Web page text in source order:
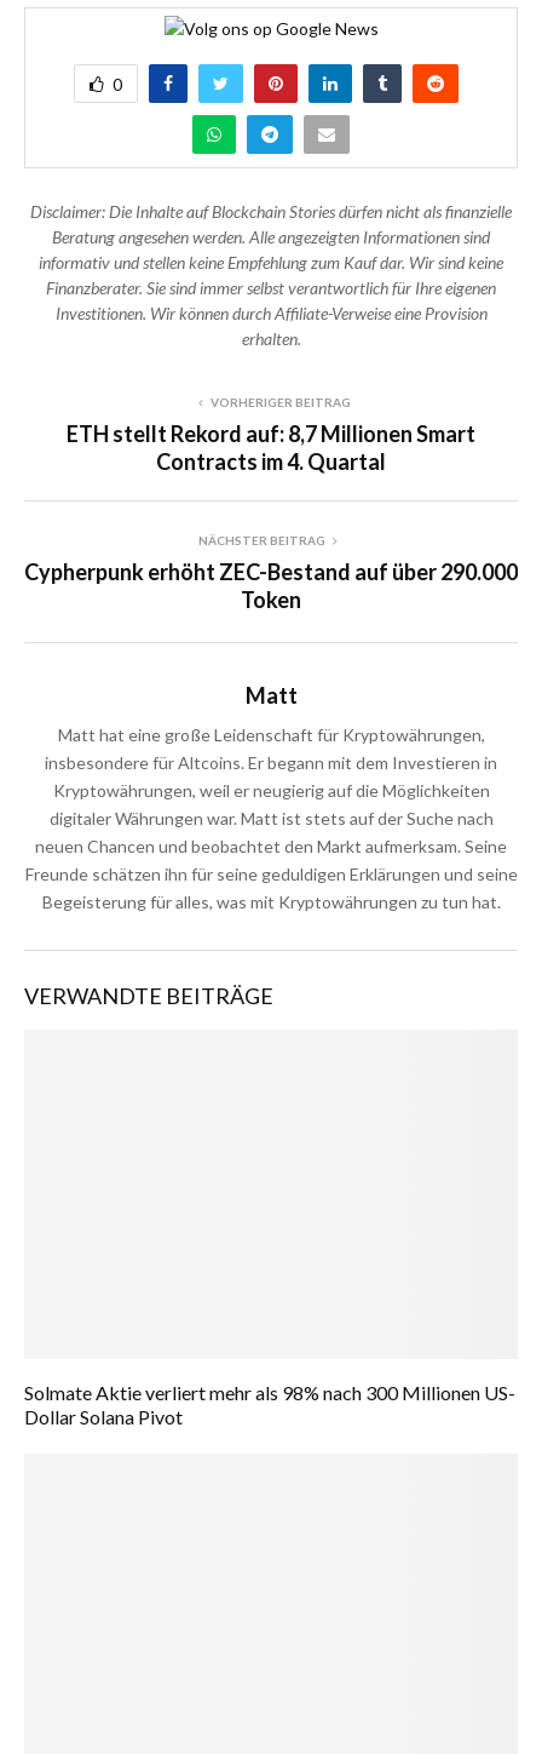
0
Disclaimer: Die Inhalte auf Blockchain Stories dürfen nicht als finanzielle
Beratung angesehen werden. Alle angezeigten Informationen sind
informativ und stellen keine Empfehlung zum Kauf dar. Wir sind keine
Finanzberater. Sie sind immer selbst verantwortlich für Ihre eigenen
Investitionen. Wir können durch Affiliate-Verweise eine Provision
erhalten.
VORHERIGER BEITRAG
ETH stellt Rekord auf: 8,7 Millionen Smart
Contracts im 4. Quartal
NÄCHSTER BEITRAG
Cypherpunk erhöht ZEC-Bestand auf über 290.000
Token
Matt
Matt hat eine große Leidenschaft für Kryptowährungen,
insbesondere für Altcoins. Er begann mit dem Investieren in
Kryptowährungen, weil er neugierig auf die Möglichkeiten
digitaler Währungen war. Matt ist stets auf der Suche nach
neuen Chancen und beobachtet den Markt aufmerksam. Seine
Freunde schätzen ihn für seine geduldigen Erklärungen und seine
Begeisterung für alles, was mit Kryptowährungen zu tun hat.
VERWANDTE BEITRÄGE
Solmate Aktie verliert mehr als 98% nach 300 Millionen US-
Dollar Solana Pivot